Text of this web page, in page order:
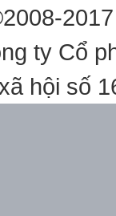
ty Cổ
hội số